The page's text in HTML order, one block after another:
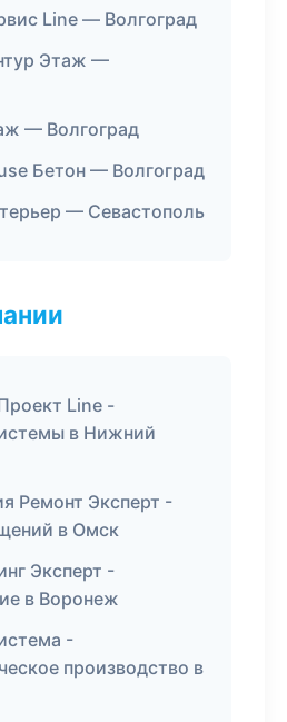
Line — Волгоград
Этаж —
— Волгоград
Бетон — Волгоград
— Севастополь
Line -
в Нижний
Ремонт Эксперт -
в Омск
Эксперт -
в Воронеж
-
производство в